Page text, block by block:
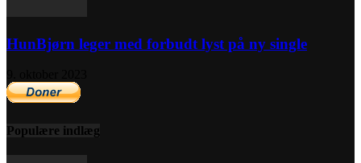
HunBjørn leger med forbudt lyst på ny single
Populære indlæg